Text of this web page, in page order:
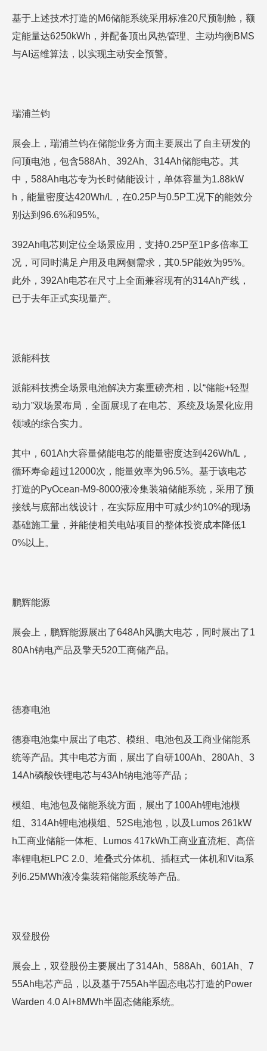
基于上述技术打造的M6储能系统采用标准20尺预制舱，额
定能量达6250kWh，并配备顶出风热管理、主动均衡BMS
与AI运维算法，以实现主动安全预警。
瑞浦兰钧
展会上，瑞浦兰钧在储能业务方面主要展出了自主研发的
问顶电池，包含588Ah、392Ah、314Ah储能电芯。其
中，588Ah电芯专为长时储能设计，单体容量为1.88kW
h，能量密度达420Wh/L，在0.25P与0.5P工况下的能效分
别达到96.6%和95%。
392Ah电芯则定位全场景应用，支持0.25P至1P多倍率工
况，可同时满足户用及电网侧需求，其0.5P能效为95%。
此外，392Ah电芯在尺寸上全面兼容现有的314Ah产线，
已于去年正式实现量产。
派能科技
派能科技携全场景电池解决方案重磅亮相，以“储能+轻型
动力”双场景布局，全面展现了在电芯、系统及场景化应用
领域的综合实力。
其中，601Ah大容量储能电芯的能量密度达到426Wh/L，
循环寿命超过12000次，能量效率为96.5%。基于该电芯
打造的PyOcean-M9-8000液冷集装箱储能系统，采用了预
接线与底部出线设计，在实际应用中可减少约10%的现场
基础施工量，并能使相关电站项目的整体投资成本降低1
0%以上。
鹏辉能源
展会上，鹏辉能源展出了648Ah风鹏大电芯，同时展出了1
80Ah钠电产品及擎天520工商储产品。
德赛电池
德赛电池集中展出了电芯、模组、电池包及工商业储能系
统等产品。其中电芯方面，展出了自研100Ah、280Ah、3
14Ah磷酸铁锂电芯与43Ah钠电池等产品；
模组、电池包及储能系统方面，展出了100Ah锂电池模
组、314Ah锂电池模组、52S电池包，以及Lumos 261kW
h工商业储能一体柜、Lumos 417kWh工商业直流柜、高倍
率锂电柜LPC 2.0、堆叠式分体机、插框式一体机和Vita系
列6.25MWh液冷集装箱储能系统等产品。
双登股份
展会上，双登股份主要展出了314Ah、588Ah、601Ah、7
55Ah电芯产品，以及基于755Ah半固态电芯打造的Power
Warden 4.0 AI+8MWh半固态储能系统。